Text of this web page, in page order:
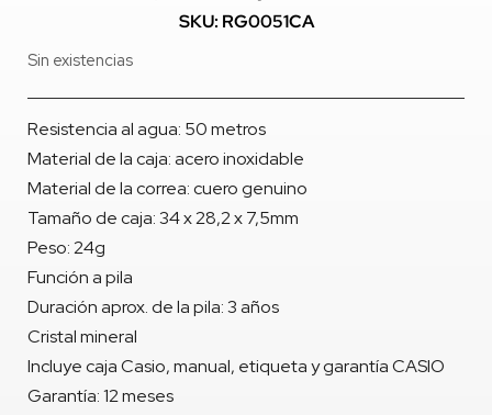
SKU: RG0051CA
Sin existencias
Resistencia al agua: 50 metros
Material de la caja: acero inoxidable
Material de la correa: cuero genuino
Tamaño de caja: 34 x 28,2 x 7,5mm
Peso: 24g
Función a pila
Duración aprox. de la pila: 3 años
Cristal mineral
Incluye caja Casio, manual, etiqueta y garantía CASIO
Garantía: 12 meses